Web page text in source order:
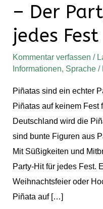
– Der
jedes Fest
Kommentar verfassen /
Informationen, Sprache /
Piñatas sind ein echter
Piñatas auf keinem Fest
Deutschland wird die
sind bunte Figuren aus
Mit Süßigkeiten und
Party-Hit für jedes Fest.
Weihnachtsfeier oder
Piñata auf […]
Hit
für
jedes